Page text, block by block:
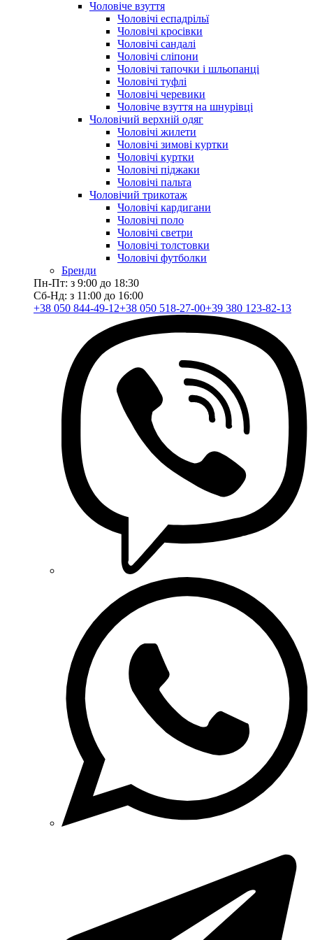
Чоловіче взуття
Чоловічі еспадрільї
Чоловічі кросівки
Чоловічі сандалі
Чоловічі сліпони
Чоловічі тапочки і шльопанці
Чоловічі туфлі
Чоловічі черевики
Чоловіче взуття на шнурівці
Чоловічий верхній одяг
Чоловічі жилети
Чоловічі зимові куртки
Чоловічі куртки
Чоловічі піджаки
Чоловічі пальта
Чоловічий трикотаж
Чоловічі кардигани
Чоловічі поло
Чоловічі светри
Чоловічі толстовки
Чоловічі футболки
Бренди
Пн-Пт: з 9:00 до 18:30
Сб-Нд: з 11:00 до 16:00
+38 050 844-49-12+38 050 518-27-00+39 380 123-82-13